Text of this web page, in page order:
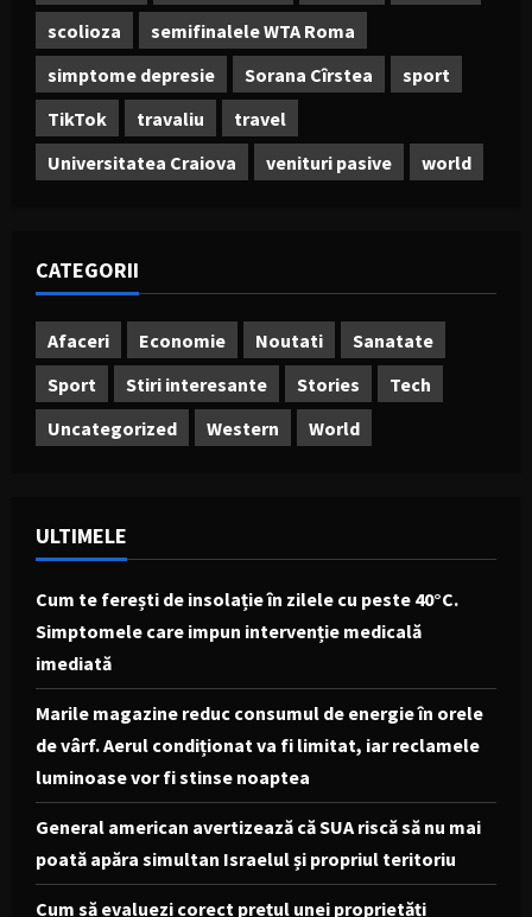
scolioza
semifinalele WTA Roma
simptome depresie
Sorana Cîrstea
sport
TikTok
travaliu
travel
Universitatea Craiova
venituri pasive world
CATEGORII
Afaceri Economie Noutati
Sanatate
Sport
Stiri interesante Stories
Tech
Uncategorized
Western World
ULTIMELE
Cum te ferești de insolație în zilele cu peste 40°C.
Simptomele care impun intervenție medicală
imediată
Marile magazine reduc consumul de energie în orele
de vârf. Aerul condiționat va fi limitat, iar reclamele
luminoase vor fi stinse noaptea
General american avertizează că SUA riscă să nu mai
poată apăra simultan Israelul și propriul teritoriu
Cum să evaluezi corect prețul unei proprietăți